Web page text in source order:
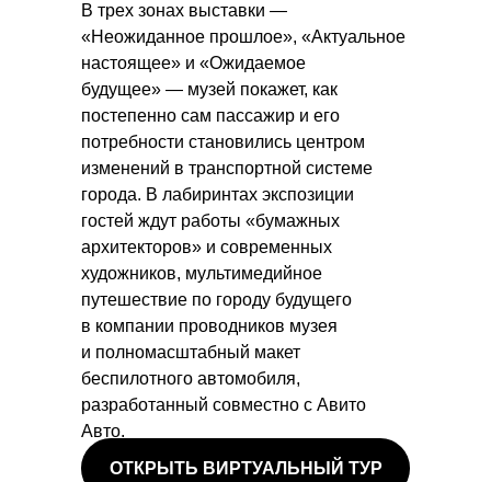
В трех зонах выставки —
«Неожиданное прошлое», «Актуальное
настоящее» и «Ожидаемое
будущее» — музей покажет, как
постепенно сам пассажир и его
потребности становились центром
изменений в транспортной системе
города. В лабиринтах экспозиции
гостей ждут работы «бумажных
архитекторов» и современных
художников, мультимедийное
путешествие по городу будущего
в компании проводников музея
и полномасштабный макет
беспилотного автомобиля,
разработанный совместно с Авито
Авто.
ОТКРЫТЬ ВИРТУАЛЬНЫЙ ТУР